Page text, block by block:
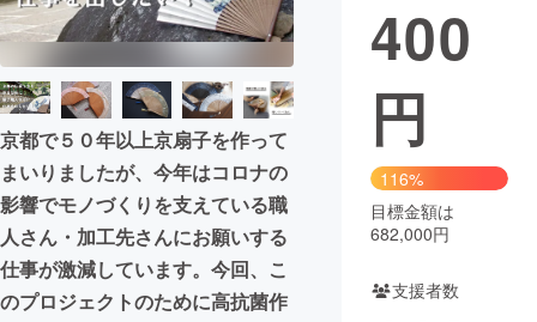
映像・映画
ビジネス・起業
まちづくり・地域活性化
CAMPFIRE for Social Good
CAMPFIRE Creation
CAMPFIREふるさと納税machi-ya コミュニティ
京都で５０年以上京扇子を作って
まいりましたが、今年はコロナの
影響でモノづくりを支えている職
人さん・加工先さんにお願いする
仕事が激減しています。今回、こ
のプロジェクトのために高抗菌作
400
円
116%
目標金額は
682,000円
支援者数